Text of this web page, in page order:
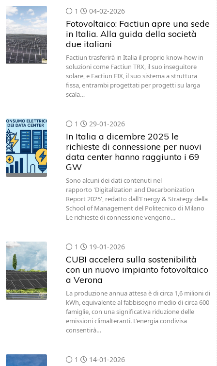
1 04-02-2026
Fotovoltaico: Factiun apre una sede
in Italia. Alla guida della società
due italiani
Factiun trasferirà in Italia il proprio know-how in
soluzioni come Factiun TRX, il suo inseguitore
solare, e Factiun FIX, il suo sistema a struttura
fissa, entrambi progettati per progetti su larga
scala…
1 29-01-2026
In Italia a dicembre 2025 le
richieste di connessione per nuovi
data center hanno raggiunto i 69
GW
Sono alcuni dei dati contenuti nel
rapporto 'Digitalization and Decarbonization
Report 2025', redatto dall'Energy & Strategy della
School of Management del Politecnico di Milano
Le richieste di connessione vengono…
1 19-01-2026
CUBI accelera sulla sostenibilità
con un nuovo impianto fotovoltaico
a Verona
La produzione annua attesa è di circa 1,6 milioni di
kWh, equivalente al fabbisogno medio di circa 600
famiglie, con una significativa riduzione delle
emissioni climalteranti. L’energia condivisa
consentirà…
1 14-01-2026